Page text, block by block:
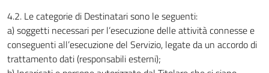
4.2. Le categorie di Destinatari sono le seguenti:
a) soggetti necessari per l’esecuzione delle attività connesse e
conseguenti all’esecuzione del Servizio, legate da un accordo di
trattamento dati (responsabili esterni);